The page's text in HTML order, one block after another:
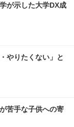
が示した大学DX成
やりたくない」と
苦手な子供への寄